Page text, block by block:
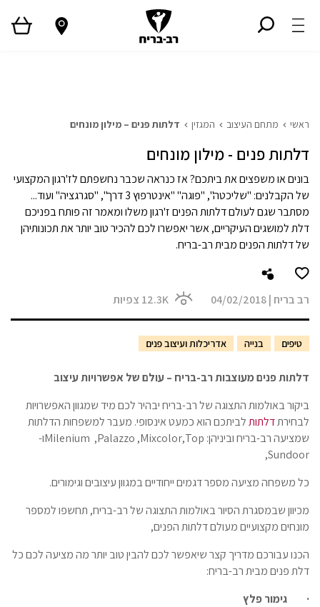
ראשי מתחם העיצוב המגזין דלתות פנים – מילון מונחים
דלתות פנים - מילון מונחים
בונים או משפצים את ביתכם? אז כנראה שכבר נחשפתם לז'רגון המקצועי
של הקבלנים: "שליכטה", "פוגה" "אינטרפוץ 3 דרך", "סגרגציה" ועוד...
מסתבר שגם לעולם דלתות הפנים ז'רגון משלו ומאמר זה פותח בפניכם
דלת למושגים העיקריים, אשר יאפשרו לכם להכיר טוב יותר את תכונותיהן
של דלתות הפנים מבית רב-בריח.
רב בריח |
04/02/2018
12.3K צפיות
טיפים בנייה אדריכלות ועיצוב פנים
דלתות פנים מעוצבות רב-בריח – עולם של אפשרויות עיצוב
ביקור באולמות התצוגה של רב-בריח יבהיר לכם מיד שמגוון האפשרויות
לבחירתדלתותלביתכם הוא כמעט אינסופי. מעבר למשפחות הדלתות
שמציעה רב-בריח וביניהן: ,Top
Palazzo ,Mixcolor
,
Mileniumו-
,Sundoor
כל משפחה מציעה מספר דגמים ייחודיים במגוון עיצובים וגימורים.
מכיוון שבמסגרת הסיור באולמות התצוגה של רב-בריח, תחשפו למספר
מונחים מקצועיים מעולם דלתות הפנים,
הכנו עבורכם מדריך קצר שיאפשר לכם להבין טוב יותר מה מציעה לכם כל
דלת פנים מבית רב-בריח:
· גימור פלץ